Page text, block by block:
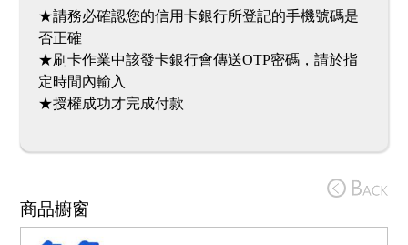
★請務必確認您的信用卡銀行所登記的手機號碼是
否正確
★刷卡作業中該發卡銀行會傳送OTP密碼，請於指
定時間內輸入
★授權成功才完成付款
商品櫥窗